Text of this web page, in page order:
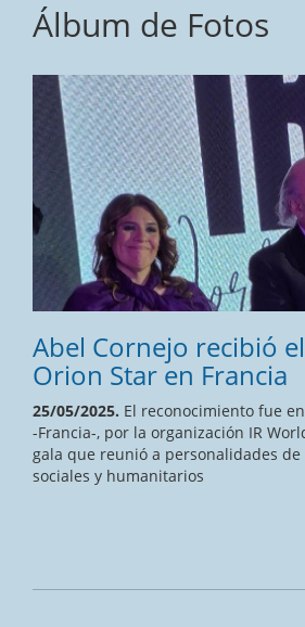
Álbum de Fotos
Abel Cornejo recibió
Orion Star en Francia
25/05/2025. El reconocimiento fue
-Francia-, por la organización IR
gala que reunió a personalidades
sociales y humanitarios